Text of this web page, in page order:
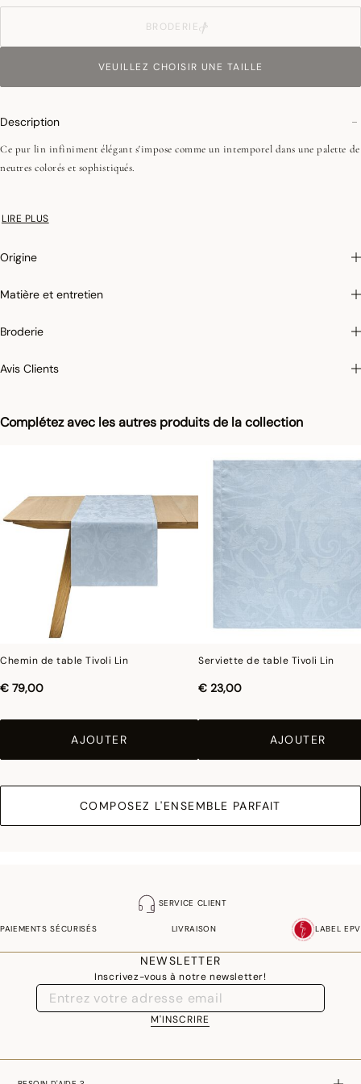
BRODERIE
VEUILLEZ CHOISIR UNE TAILLE
Complétez avec les autres produits de la collection
Chemin de table Tivoli Lin
€ 79,00
AJOUTER
Serviette de table Tivoli Lin
€ 23,00
AJOUTER
COMPOSEZ L'ENSEMBLE PARFAIT
Description
Ce pur lin infiniment élégant s'impose comme un intemporel dans une palette de
neutres colorés et sophistiqués.
•Coins onglets - 2,5 cm
LIRE PLUS
Origine
Matière et entretien
Broderie
Avis Clients
SERVICE CLIENT
PAIEMENTS SÉCURISÉS LIVRAISON LABEL EPV
NEWSLETTER
Inscrivez-vous à notre newsletter!
M'INSCRIRE